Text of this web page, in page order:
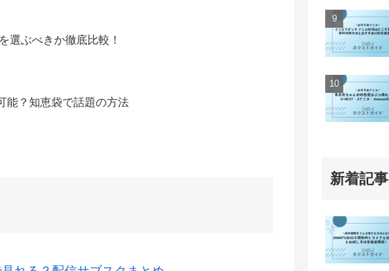
選ぶべきか徹底比較！
能？知恵袋で話題の方法
新着記事